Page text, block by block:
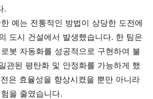
.
예는 전통적인 방법이 상당한 도전에
도시 건설에서 발생했습니다. 한 팀은
봇 자동화를 성공적으로 구현하여 불
관된 평탄화 및 안정화를 가능하게 했
은 효율성을 향상시켰을 뿐만 아니라
을 줄였습니다.